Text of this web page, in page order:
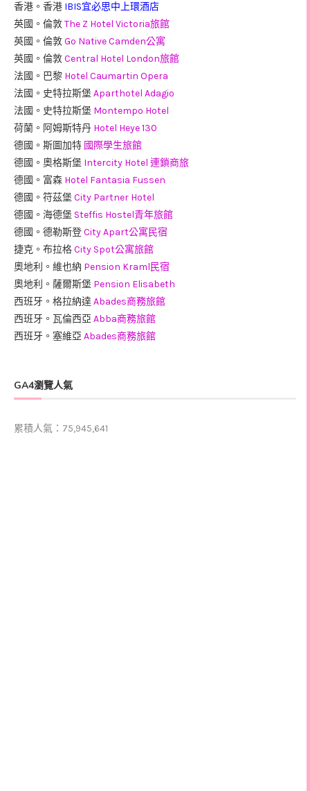
香港。香港 IBIS宜必思中上環酒店
英國。倫敦The Z Hotel Victoria旅館
英國。倫敦Go Native Camden公寓
英國。倫敦Central Hotel London旅館
法國。巴黎 Hotel Caumartin Opera
法國。史特拉斯堡 Aparthotel Adagio
法國。史特拉斯堡 Montempo Hotel
荷蘭。阿姆斯特丹 Hotel Heye 130
德國。斯圖加特 國際學生旅館
德國。奧格斯堡 Intercity Hotel 連鎖商旅
德國。富森 Hotel Fantasia Fussen
德國。符茲堡 City Partner Hotel
德國。海德堡 Steffis Hostel青年旅館
德國。德勒斯登City Apart公寓民宿
捷克。布拉格City Spot公寓旅館
奧地利。維也納 Pension Kraml民宿
奧地利。薩爾斯堡 Pension Elisabeth
西班牙。格拉納達 Abades商務旅館
西班牙。瓦倫西亞 Abba商務旅館
西班牙。塞維亞 Abades商務旅館
GA4瀏覽人氣
累積人氣：75,945,641